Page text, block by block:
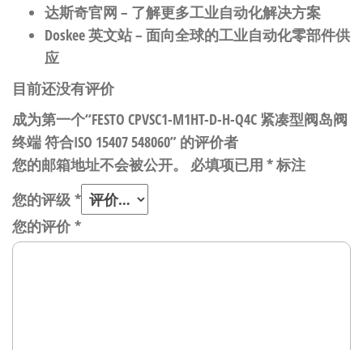
达斯奇官网 – 了解更多工业自动化解决方案
Doskee 英文站– 面向全球的工业自动化零部件供
应
目前还没有评价
成为第一个“FESTO CPVSC1-M1HT-D-H-Q4C 紧凑型阀岛阀
终端 符合ISO 15407 548060” 的评价者
您的邮箱地址不会被公开。
必填项已用 *标注
您的评级 *
您的评价*